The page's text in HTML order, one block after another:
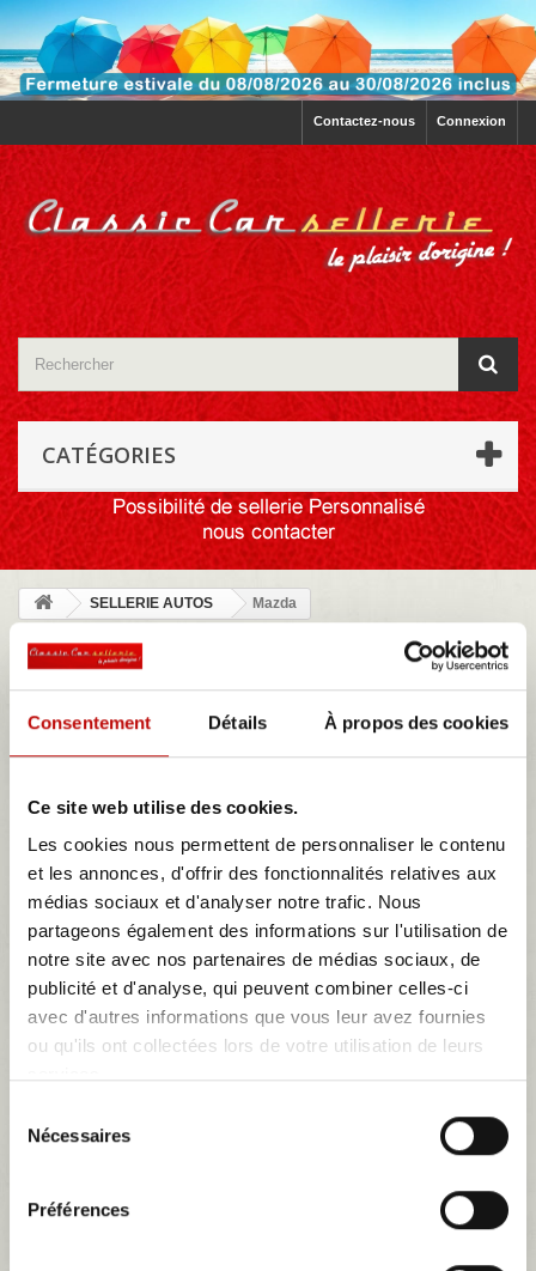
Consentement Détails À propos des cookies
Ce site web utilise des cookies.
Les cookies nous permettent de personnaliser le contenu
et les annonces, d'offrir des fonctionnalités relatives aux
médias sociaux et d'analyser notre trafic. Nous
partageons également des informations sur l'utilisation de
notre site avec nos partenaires de médias sociaux, de
publicité et d'analyse, qui peuvent combiner celles-ci
avec d'autres informations que vous leur avez fournies
ou qu'ils ont collectées lors de votre utilisation de leurs
Nécessaires
Préférences
Connexion
Contactez-nous
CATÉGORIES
SELLERIE AUTOS Mazda
NOTRE MAGASIN
MES DEVIS
Mazda
Mazda est une marque japonaise réputée pour son innovation et
son design. Depuis sa création en 1920, elle s'est distinguée par
ses technologies révolutionnaires comme le moteur rotatif. Axée
sur la durabilité et la performance, Mazda continue d'inspirer avec